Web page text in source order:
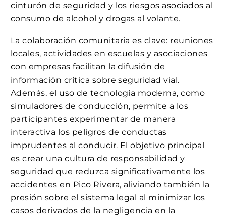
cinturón de seguridad y los riesgos asociados al
consumo de alcohol y drogas al volante.
La colaboración comunitaria es clave: reuniones
locales, actividades en escuelas y asociaciones
con empresas facilitan la difusión de
información crítica sobre seguridad vial.
Además, el uso de tecnología moderna, como
simuladores de conducción, permite a los
participantes experimentar de manera
interactiva los peligros de conductas
imprudentes al conducir. El objetivo principal
es crear una cultura de responsabilidad y
seguridad que reduzca significativamente los
accidentes en Pico Rivera, aliviando también la
presión sobre el sistema legal al minimizar los
casos derivados de la negligencia en la